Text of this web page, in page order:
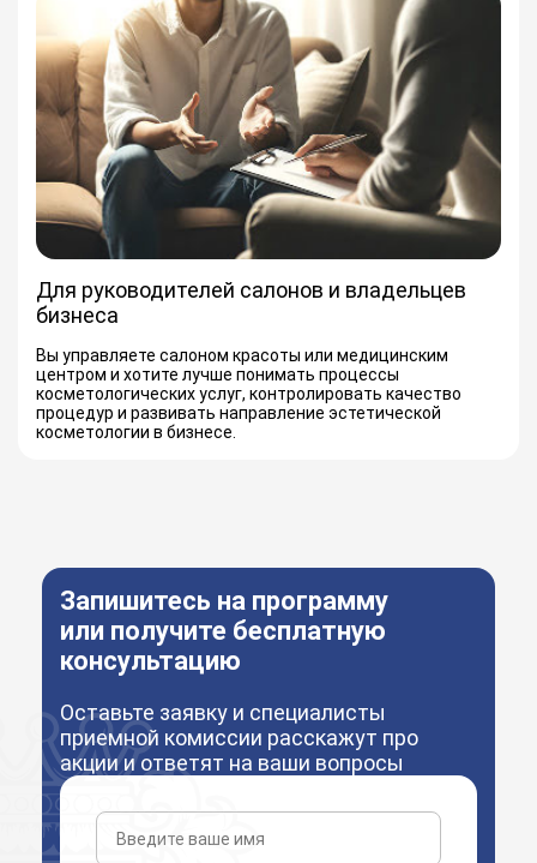
Для руководителей салонов и владельцев
бизнеса
Вы управляете салоном красоты или медицинским
центром и хотите лучше понимать процессы
косметологических услуг, контролировать качество
процедур и развивать направление эстетической
косметологии в бизнесе.
Запишитесь на программу
или получите бесплатную
консультацию
Оставьте заявку и специалисты
приемной комиссии расскажут про
акции и ответят на ваши вопросы